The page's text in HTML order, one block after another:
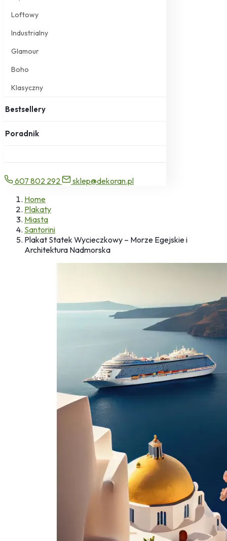
Loftowy
Industrialny
Glamour
Boho
Klasyczny
Bestsellery
Poradnik
607 802 292
sklep@dekoran.pl
Home
Plakaty
Miasta
Santorini
Plakat Statek Wycieczkowy – Morze Egejskie i
Architektura Nadmorska